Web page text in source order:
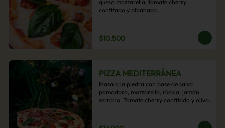
queso mozzarella, tomate cherry
confitado y albahaca.
$10.500
PIZZA MEDITERRÁNEA
Masa a la piedra con base de salsa
pomodoro, mozzarella, rúcula, jamón
serrano. Tomate cherry confitado y oliva.